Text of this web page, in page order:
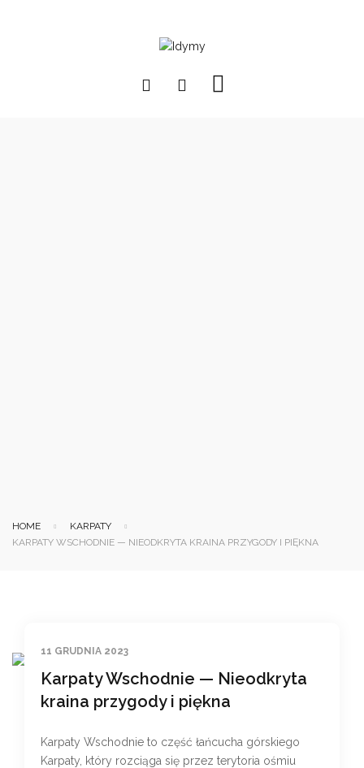
HOME
KARPATY
KARPATY WSCHODNIE — NIEODKRYTA KRAINA PRZYGODY I PIĘKNA
11 GRUDNIA 2023
Karpaty Wschodnie — Nieodkryta
kraina przygody i piękna
Karpaty Wschodnie to część łańcucha górskiego
Karpaty, który rozciąga się przez terytoria ośmiu